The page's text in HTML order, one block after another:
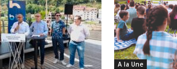
A la Une